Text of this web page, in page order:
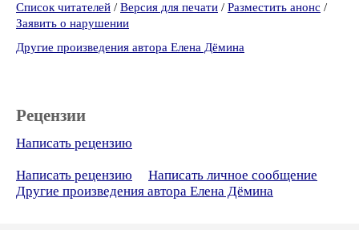
Список читателей / Версия для печати / Разместить анонс /
Заявить о нарушении
Другие произведения автора Елена Дёмина
Рецензии
Написать рецензию
Написать рецензию
Написать личное сообщение
Другие произведения автора Елена Дёмина